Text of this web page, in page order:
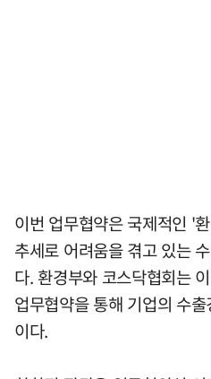
이번 업무협약은 국제적인 '
추세로 어려움을 겪고 있는
다. 환경부와 코스닥협회는
업무협약을 통해 기업의 수
이다.